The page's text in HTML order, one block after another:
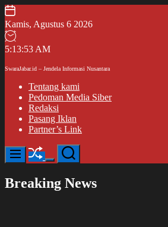
Skip
to
content
Kamis, Agustus 6 2026
5:13:54 AM
SwaraJabar.id – Jendela Informasi Nusantara
Tentang kami
Pedoman Media Siber
Redaksi
Pasang Iklan
Partner’s Link
Menu Shuffle
Switch
mode
Search
Breaking News